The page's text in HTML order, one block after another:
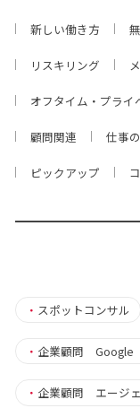
新しい働き方
リスキリング
オフタイム・プライ
顧問関連 仕事
ピックアップ
・ スポットコンサル
・ 企業顧問 Google
・ 企業顧問 エージ